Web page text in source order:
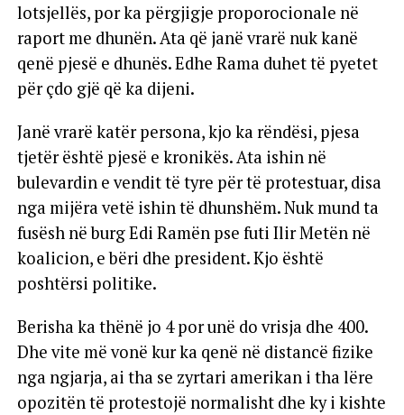
lotsjellës, por ka përgjigje proporocionale në
raport me dhunën. Ata që janë vrarë nuk kanë
qenë pjesë e dhunës. Edhe Rama duhet të pyetet
për çdo gjë që ka dijeni.
Janë vrarë katër persona, kjo ka rëndësi, pjesa
tjetër është pjesë e kronikës. Ata ishin në
bulevardin e vendit të tyre për të protestuar, disa
nga mijëra vetë ishin të dhunshëm. Nuk mund ta
fusësh në burg Edi Ramën pse futi Ilir Metën në
koalicion, e bëri dhe president. Kjo është
poshtërsi politike.
Berisha ka thënë jo 4 por unë do vrisja dhe 400.
Dhe vite më vonë kur ka qenë në distancë fizike
nga ngjarja, ai tha se zyrtari amerikan i tha lëre
opozitën të protestojë normalisht dhe ky i kishte